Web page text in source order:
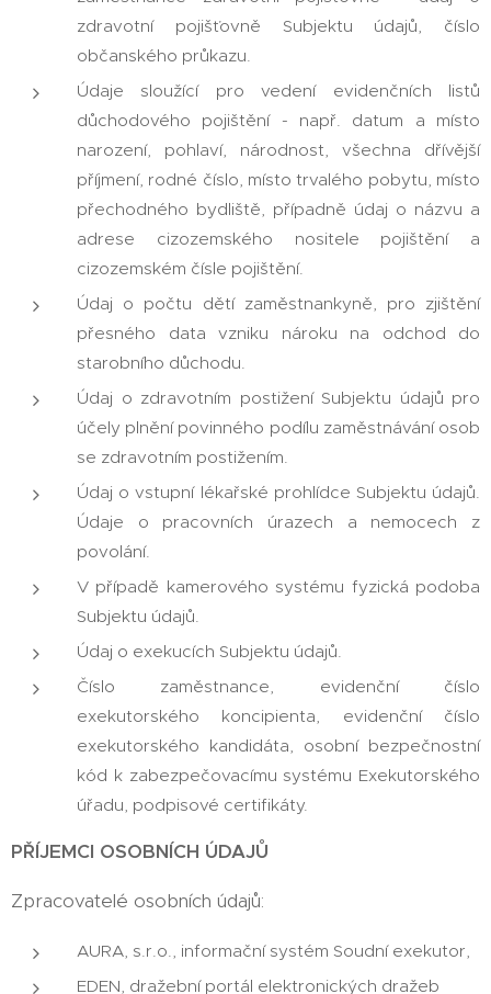
zdravotní pojišťovně Subjektu údajů, číslo
občanského průkazu.
Údaje sloužící pro vedení evidenčních listů
důchodového pojištění - např. datum a místo
narození, pohlaví, národnost, všechna dřívější
příjmení, rodné číslo, místo trvalého pobytu, místo
přechodného bydliště, případně údaj o názvu a
adrese cizozemského nositele pojištění a
cizozemském čísle pojištění.
Údaj o počtu dětí zaměstnankyně, pro zjištění
přesného data vzniku nároku na odchod do
starobního důchodu.
Údaj o zdravotním postižení Subjektu údajů pro
účely plnění povinného podílu zaměstnávání osob
se zdravotním postižením.
Údaj o vstupní lékařské prohlídce Subjektu údajů.
Údaje o pracovních úrazech a nemocech z
povolání.
V případě kamerového systému fyzická podoba
Subjektu údajů.
Údaj o exekucích Subjektu údajů.
Číslo zaměstnance, evidenční číslo
exekutorského koncipienta, evidenční číslo
exekutorského kandidáta, osobní bezpečnostní
kód k zabezpečovacímu systému Exekutorského
úřadu, podpisové certifikáty.
PŘÍJEMCI OSOBNÍCH ÚDAJŮ
Zpracovatelé osobních údajů:
AURA, s.r.o., informační systém Soudní exekutor,
EDEN, dražební portál elektronických dražeb